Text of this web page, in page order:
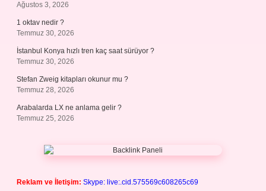
Ağustos 3, 2026
1 oktav nedir ?
Temmuz 30, 2026
İstanbul Konya hızlı tren kaç saat sürüyor ?
Temmuz 30, 2026
Stefan Zweig kitapları okunur mu ?
Temmuz 28, 2026
Arabalarda LX ne anlama gelir ?
Temmuz 25, 2026
Reklam ve İletişim: Skype: live:.cid.575569c608265c69